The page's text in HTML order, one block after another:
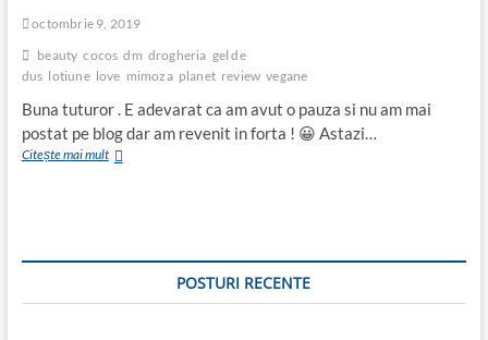
octombrie 9, 2019
beauty cocos dm drogheria gel de
dus lotiune love mimoza planet review vegane
Buna tuturor . E adevarat ca am avut o pauza si nu am mai
postat pe blog dar am revenit in forta ! 😀 Astazi…
Citește mai multLove
POSTURI RECENTE